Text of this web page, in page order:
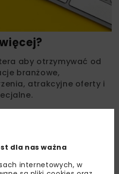
aby otrzymywać od
branżowe,
atrakcyjne oferty i
zgodę na otrzymywanie na
dla nas ważna
internetowych, w